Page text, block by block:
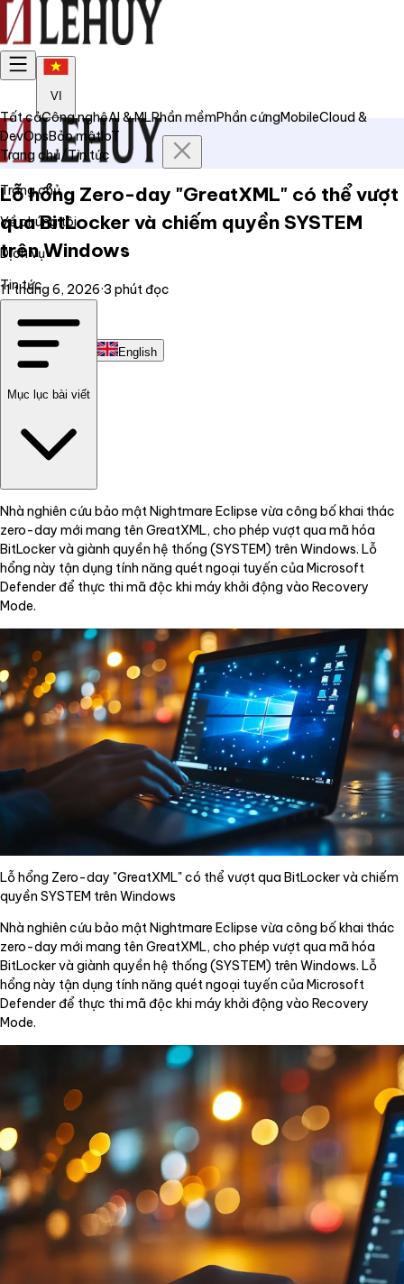
VI
Trang chủ
Về chúng tôi
Dịch vụ
Tin tức
Liên hệ
Tiếng Việt English
Tất cảCông nghệAI & MLPhần mềmPhần cứngMobileCloud &
DevOpsBảo mậtIoT
Trang chủ/Tin tức
Lỗ hổng Zero-day "GreatXML" có thể vượt
qua BitLocker và chiếm quyền SYSTEM
trên Windows
11 tháng 6, 2026·3 phút đọc
Mục lục bài viết
Nhà nghiên cứu bảo mật Nightmare Eclipse vừa công bố khai thác
zero-day mới mang tên GreatXML, cho phép vượt qua mã hóa
BitLocker và giành quyền hệ thống (SYSTEM) trên Windows. Lỗ
hổng này tận dụng tính năng quét ngoại tuyến của Microsoft
Defender để thực thi mã độc khi máy khởi động vào Recovery
Mode.
Lỗ hổng Zero-day "GreatXML" có thể vượt qua BitLocker và chiếm
quyền SYSTEM trên Windows
Nhà nghiên cứu bảo mật Nightmare Eclipse vừa công bố khai thác
zero-day mới mang tên GreatXML, cho phép vượt qua mã hóa
BitLocker và giành quyền hệ thống (SYSTEM) trên Windows. Lỗ
hổng này tận dụng tính năng quét ngoại tuyến của Microsoft
Defender để thực thi mã độc khi máy khởi động vào Recovery
Mode.